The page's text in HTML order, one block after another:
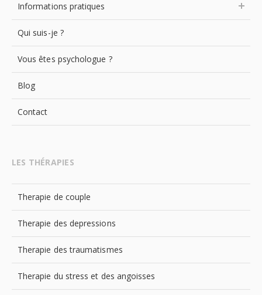
Informations pratiques
Qui suis-je ?
Vous êtes psychologue ?
Blog
Contact
LES THÉRAPIES
Therapie de couple
Therapie des depressions
Therapie des traumatismes
Therapie du stress et des angoisses